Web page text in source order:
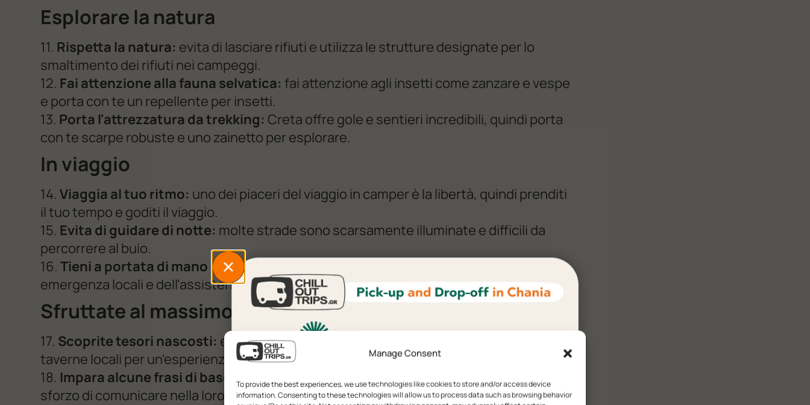
Manage Consent
To provide the best experiences, we use technologies like cookies to store and/or access device
information. Consenting to these technologies will allow us to process data such as browsing behavior
Esplorare la natura
11. Rispetta la natura: evita di lasciare rifiuti e utilizza le strutture designate per lo
smaltimento dei rifiuti nei campeggi.
12. Fai attenzione alla fauna selvatica: fai attenzione agli insetti come zanzare e vespe
e porta con te un repellente per insetti.
13. Porta l'attrezzatura da trekking: Creta offre gole e sentieri incredibili, quindi porta
con te scarpe robuste e uno zainetto per esplorare.
In viaggio
14.Viaggia al tuo ritmo: uno dei piaceri del viaggio in camper è la libertà, quindi prenditi
il tuo tempo e goditi il viaggio.
15. Evita di guidare di notte: molte strade sono scarsamente illuminate e difficili da
percorrere al buio.
16. Tieni a portata di mano i numeri di emergenza:
emergenza locali e dell'assistenza stradale.
Sfruttate al massimo il vostro viaggio
17. Scoprite tesori nascosti: esplorate spiagge poco conosciute, villaggi di montagna e
taverne locali per un'esperienza unica.
18. Impara alcune frasi di base in greco:
la gente del posto apprezza anche il minimo
sforzo di comunicare nella loro lingua.